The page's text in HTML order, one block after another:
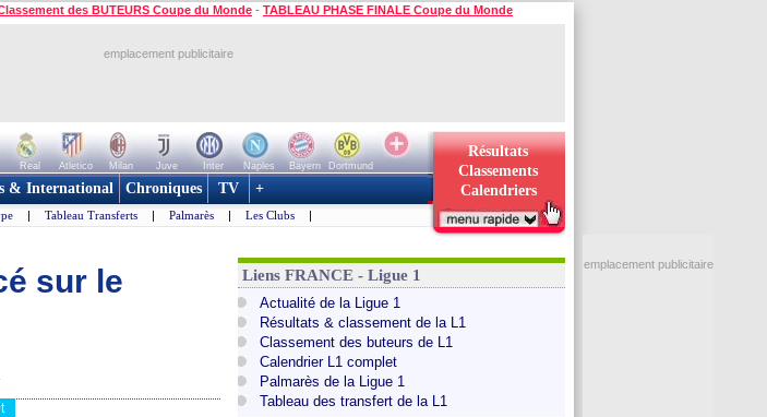
des BUTEURS Coupe du Monde - TABLEAU PHASE FINALE Coupe du Monde
emplacement publicitaire
Real Atletico Milan Juve Inter Naples Bayern
Dortmund
Résultats
Classements
Calendriers
& International Chroniques TV +
| Tableau Transferts | Palmarès | Les Clubs |
sur le
Liens FRANCE - Ligue 1
Actualité de la Ligue 1
Résultats & classement de la L1
Classement des buteurs de L1
Calendrier L1 complet
Palmarès de la Ligue 1
Tableau des transfert de la L1
emplacement publicitaire